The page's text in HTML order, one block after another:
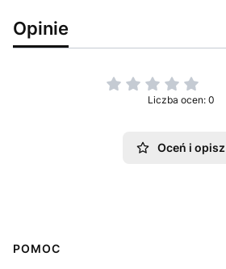
Opinie
Liczba ocen: 0
Oceń i opisz
Linki w stopce
POMOC